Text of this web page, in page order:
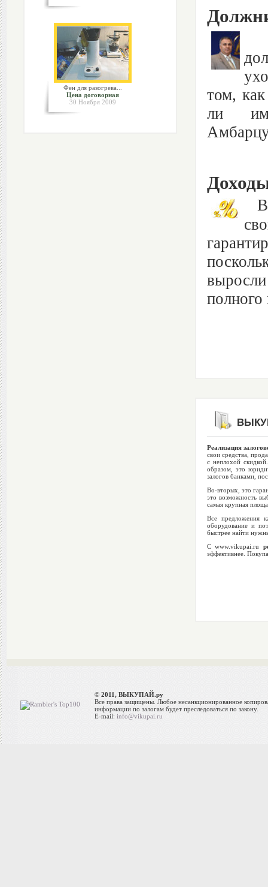
Фен для разогрева...
Цена договорная
30 Ноября 2009
том,
ли им
В
полного
Реализация
свои средства,
с неплохой
образом, это
залогов банками,
Во-вторых, это
это возможность
самая крупная
Все предложения
оборудование и
быстрее найти
С www.vikupai.ru
эффективнее.
© 2011, ВЫКУПАЙ.ру
Все права защищены. Любое несанкционированное
информации по залогам будет преследоваться по закону.
E-mail: info@vikupai.ru